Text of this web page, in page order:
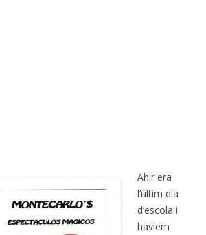
Ahir era
l’últim dia
d’escola i
havíem